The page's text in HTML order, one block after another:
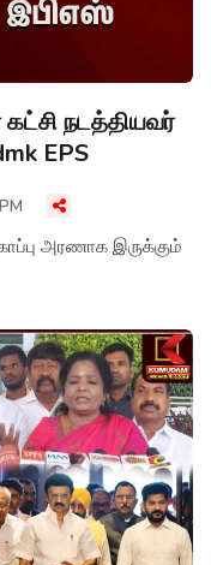
நடத்தியவர்
EPS
அரணாக இருக்கும்